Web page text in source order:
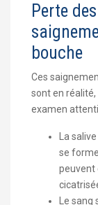
Perte
bouche
Ces
sont en
examen
La
se
peuvent
Le